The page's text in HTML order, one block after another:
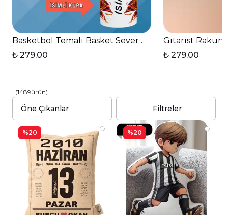
Basketbol Temalı Basket Sever Baskılı Kupa Bardak
₺ 279.00
Gitarist Rakun
₺ 279.00
(1489ürün)
Filtreler
%20 %20